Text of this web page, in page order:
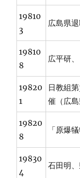
19810
3
広島県
19810
8
広平研
19820
1
日教組
催（広
19820
8
「原爆
19830
4
石田明